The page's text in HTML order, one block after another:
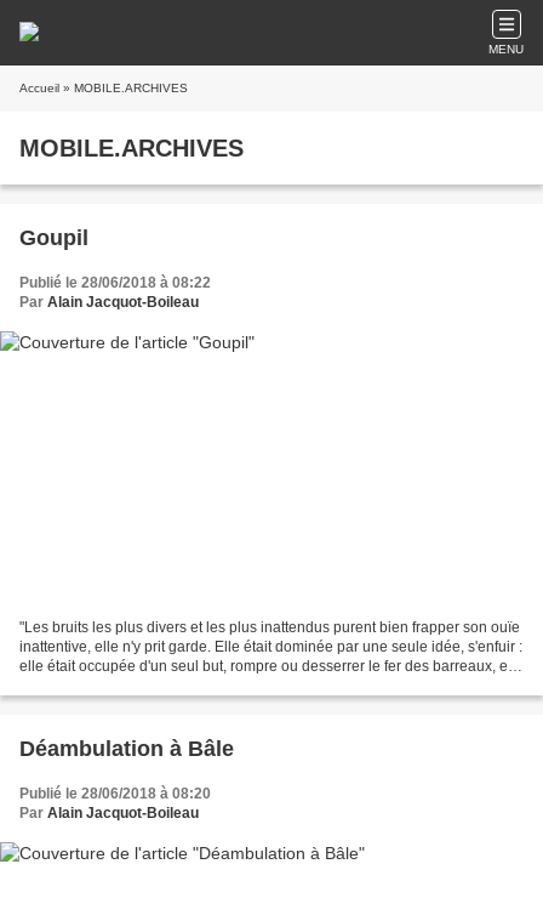
MENU
Accueil » MOBILE.ARCHIVES
MOBILE.ARCHIVES
Goupil
Publié le 28/06/2018 à 08:22
Par Alain Jacquot-Boileau
"Les bruits les plus divers et les plus inattendus purent bien frapper son ouïe
inattentive, elle n'y prit garde. Elle était dominée par une seule idée, s'enfuir :
elle était occupée d'un seul but, rompre ou desserrer le fer des barreaux, et
Déambulation à Bâle
Publié le 28/06/2018 à 08:20
Par Alain Jacquot-Boileau